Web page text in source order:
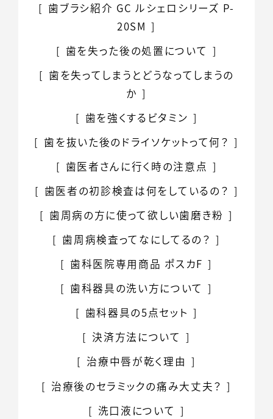
歯ブラシ紹介 GC ルシェロ シリーズ P-
20SM
歯を失った後の処置 について
歯を失ってしまうと どうなってしまうの
か
歯を強くするビタミン
歯を抜いた後のドライソケットって何？
歯医者さんに行く時の注意点
歯医者の初診検査は何をしているの？
歯周病の方に使って欲しい歯磨き粉
歯周病検査ってなにしてるの？
歯科医院専用商品 ポスカF
歯科器具の洗い方について
歯科器具の5点セット
決済方法について
治療中唇が乾く理由
治療後のセラミックの痛み大丈夫？
洗口液について